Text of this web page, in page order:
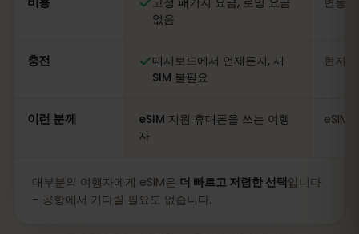
없음
충전
대시보드에서 언제든지, 새
SIM 불필요
현지
이런 분께
eSIM 지원 휴대폰을 쓰는 여행
자
eSIM
대부분의 여행자에게 eSIM은 더 빠르고 저렴한 선택입니다
– 공항에서 기다릴 필요도 없습니다.